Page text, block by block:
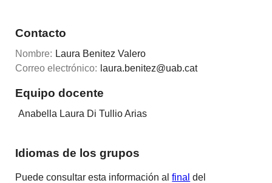
Contacto
Nombre: Laura Benitez Valero
Correo electrónico: laura.benitez@uab.cat
Equipo docente
Anabella Laura Di Tullio Arias
Idiomas de los grupos
Puede consultar esta información alfinal del